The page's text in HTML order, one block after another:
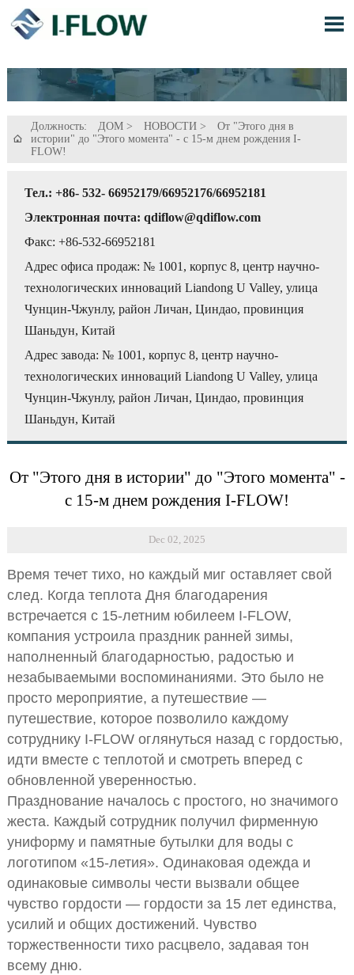


Должность: ДОМ> НОВОСТИ>
От "Этого дня в
истории" до "Этого момента" - с 15-м днем рождения I-
FLOW!
Тел.: +86- 532- 66952179/66952176/66952181
Электронная почта: qdiflow@qdiflow.com
Факс: +86-532-66952181
Адрес офиса продаж: № 1001, корпус 8, центр научно-
технологических инноваций Liandong U Valley, улица
Чунцин-Чжунлу, район Личан, Циндао, провинция
Шаньдун, Китай
Адрес завода: № 1001, корпус 8, центр научно-
технологических инноваций Liandong U Valley, улица
Чунцин-Чжунлу, район Личан, Циндао, провинция
Шаньдун, Китай
От "Этого дня в истории" до "Этого момента" -
с 15-м днем рождения I-FLOW!
Dec 02, 2025
Время течет тихо, но каждый миг оставляет свой
след. Когда теплота Дня благодарения
встречается с 15-летним юбилеем I-FLOW,
компания устроила праздник ранней зимы,
наполненный благодарностью, радостью и
незабываемыми воспоминаниями. Это было не
просто мероприятие, а путешествие —
путешествие, которое позволило каждому
сотруднику I-FLOW оглянуться назад с гордостью,
идти вместе с теплотой и смотреть вперед с
обновленной уверенностью.
Празднование началось с простого, но значимого
жеста. Каждый сотрудник получил фирменную
униформу и памятные бутылки для воды с
логотипом «15-летия». Одинаковая одежда и
одинаковые символы чести вызвали общее
чувство гордости — гордости за 15 лет единства,
усилий и общих достижений. Чувство
торжественности тихо расцвело, задавая тон
всему дню.